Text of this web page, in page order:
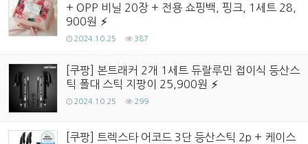
+ OPP 비닐 20장 + 전용 쇼핑백, 핑크, 1세트 28,
900원
2024.10.25 387
[쿠팡] 본트래커 2개 1세트 듀랄루민 접이식 등산스
틱 폴대 스틱 지팡이 25,900원
2024.10.25 299
[쿠팡] 트렉스타 어코드 3단 등산스틱 2p + 케이스